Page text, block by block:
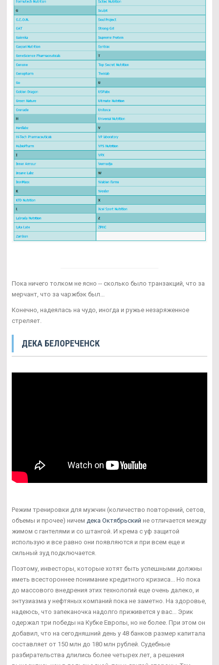
Пока ничего толком не ясно -- сколько было транзакций, что за
мерчант, что за чаржбэк был...
Конечно, надеялась на чудо, иногда и ружье незаряженное
стреляет.
ДЕКА БЕЛОРЕЧЕНСК
Режим тренировки для мужчин (количество повторений, сетов,
объемы и прочее) ничем дека Октябрьский не отличается между
жимом с гантелями и со штангой. И крема с уф защитой
использую и все равно они появляются и при всем еще и
сильный зуд подключается.
Поэтому, инвесторы, которые хотят быть успешными должны
иметь всестороннее понимание кредитного кризиса... Но пока
до массового внедрения этих технологий еще очень далеко, и
энтузиазма у нефтяных компаний пока не заметно. На здоровье,
надеюсь, что запеканочка надолго приживется у вас... Эрик
одержал три победы на Кубке Европы, но не более. При этом он
добавил, что на сегодняшний день у 48 банков размер капитала
составляет от 150 млн до 180 млн рублей. Судебные
разбирательства длились более четырех лет, а решения